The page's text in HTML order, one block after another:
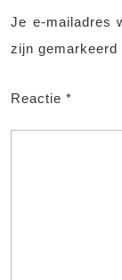
Je e-mailadres
zijn gemarkeerd
Reactie *